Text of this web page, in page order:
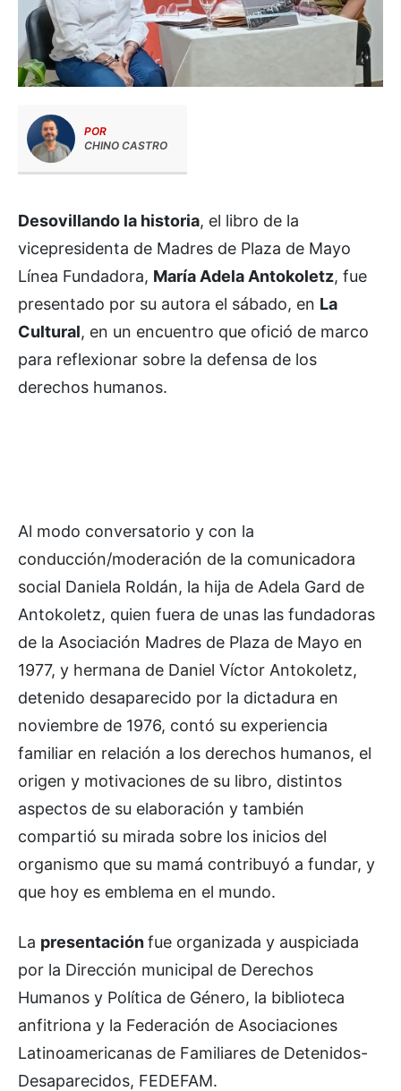
POR
CHINO CASTRO
Desovillando la historia, el libro de la
vicepresidenta de Madres de Plaza de Mayo
Línea Fundadora, María Adela Antokoletz, fue
presentado por su autora el sábado, en La
Cultural, en un encuentro que ofició de marco
para reflexionar sobre la defensa de los
derechos humanos.
Al modo conversatorio y con la
conducción/moderación de la comunicadora
social Daniela Roldán, la hija de Adela Gard de
Antokoletz, quien fuera de unas las fundadoras
de la Asociación Madres de Plaza de Mayo en
1977, y hermana de Daniel Víctor Antokoletz,
detenido desaparecido por la dictadura en
noviembre de 1976, contó su experiencia
familiar en relación a los derechos humanos, el
origen y motivaciones de su libro, distintos
aspectos de su elaboración y también
compartió su mirada sobre los inicios del
organismo que su mamá contribuyó a fundar, y
que hoy es emblema en el mundo.
La presentaciónfue organizada y auspiciada
por la Dirección municipal de Derechos
Humanos y Política de Género, la biblioteca
anfitriona y la Federación de Asociaciones
Latinoamericanas de Familiares de Detenidos-
Desaparecidos, FEDEFAM.